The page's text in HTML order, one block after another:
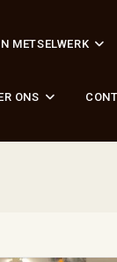
METSELWERK
ONS